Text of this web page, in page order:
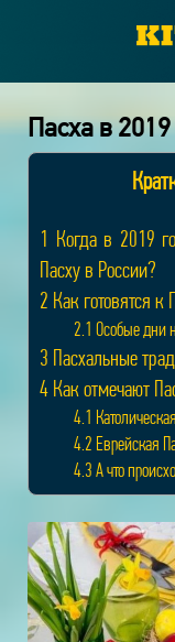
Пасха в
1 Когда в 2019
Пасху в России?
2 Как готовятся к
2.1 Особые дни
3 Пасхальные
4 Как отмечают
4.1
4.2 Еврейская
4.3 А что